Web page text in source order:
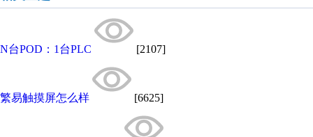
N台POD：1台PLC [2107]
繁易触摸屏怎么样 [6625]